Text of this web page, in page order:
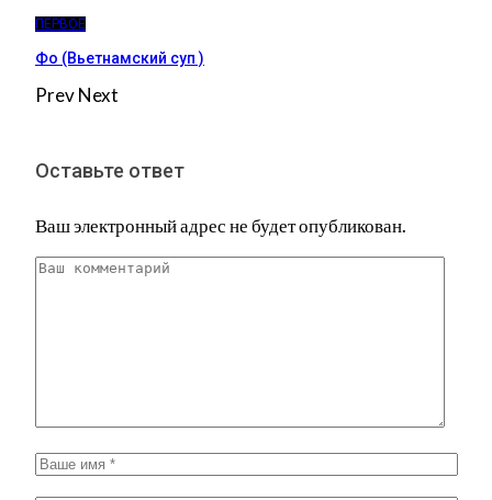
ПЕРВОЕ
Фо (Вьетнамский суп )
PrevNext
Оставьте ответ
Ваш электронный адрес не будет опубликован.